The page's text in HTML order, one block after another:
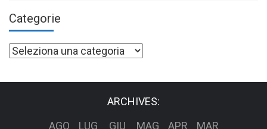
Categorie
Categorie
ARCHIVES:
AGO
LUG GIU MAG APR MAR